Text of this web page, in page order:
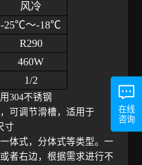
风冷
-25℃～-18℃
R290
460W
1/2
304不锈钢
可调节滑槽，适用于
寸
体式，分体式等类型。一
者右边，根据需求进行不
在线
咨询